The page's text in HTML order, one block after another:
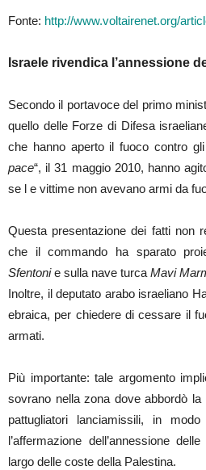
Fonte: http://www.voltairenet.org/
Israele rivendica l’annessione
Secondo il portavoce del primo
quello delle Forze di Difesa
che hanno aperto il fuoco contro
pace“, il 31 maggio 2010, hanno
se l e vittime non avevano armi da
Questa presentazione dei fatti non
che il commando ha sparato
Sfentonie sulla nave turca Mavi
Inoltre, il deputato arabo israeliano
ebraica, per chiedere di cessare il
armati.
Più importante: tale argomento
sovrano nella zona dove abbordò la
pattugliatori lanciamissili, in
l’affermazione dell’annessione
largo delle coste della Palestina.